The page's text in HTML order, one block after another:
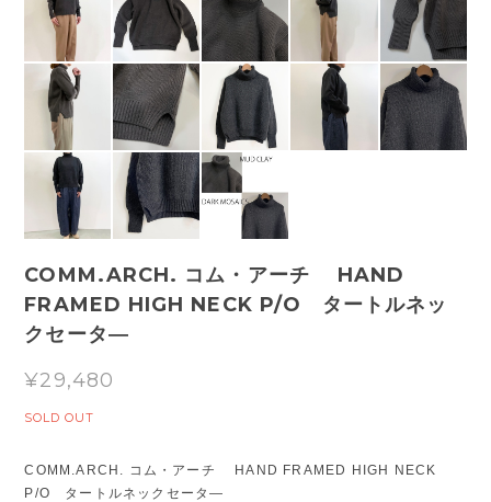
COMM.ARCH. コム・アーチ HAND
FRAMED HIGH NECK P/O タートルネッ
クセータ―
¥29,480
SOLD OUT
COMM.ARCH. コム・アーチ HAND FRAMED HIGH NECK
P/O タートルネックセータ―